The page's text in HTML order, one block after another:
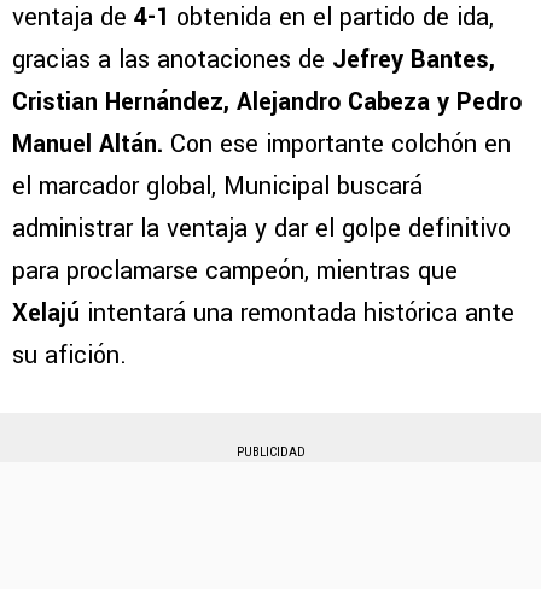
ventaja de 4-1 obtenida en el partido de ida,
gracias a las anotaciones de Jefrey Bantes,
Cristian Hernández, Alejandro Cabeza y Pedro
Manuel Altán. Con ese importante colchón en
el marcador global, Municipal buscará
administrar la ventaja y dar el golpe definitivo
para proclamarse campeón, mientras que
Xelajú intentará una remontada histórica ante
su afición.
PUBLICIDAD